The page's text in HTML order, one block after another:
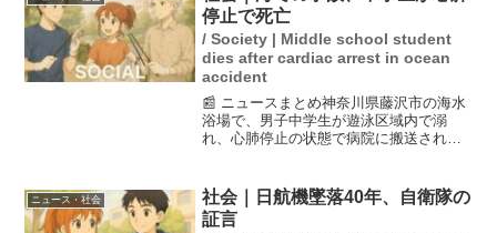
停止で死亡
/ Society | Middle school student
dies after cardiac arrest in ocean
accident
📰 ニュースまとめ神奈川県藤沢市の海水
浴場で、男子中学生が遊泳区域内で溺
れ、心肺停止の状態で病院に搬送された
って大変悲しい出来事であり、水難事故
を防ぐためには教育の強化...
ニュース・社会
社会｜日航機墜落40年、自衛隊の
証言